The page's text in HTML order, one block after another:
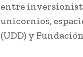
entre
unicornios,
(UDD) y